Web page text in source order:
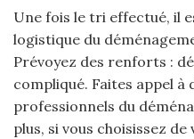
Une fois le tri effectué, il
logistique du
Prévoyez des renforts :
compliqué. Faites appel à
professionnels du
plus, si vous choisissez